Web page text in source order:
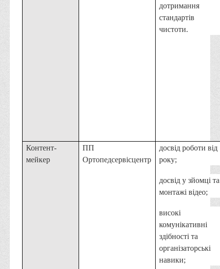
дотримання
стандартів
чистоти.
Контент-
мейкер
ПП
Ортопедсервісцентр
досвід роботи від
року;
досвід у зйомці та
монтажі відео;
високі
комунікативні
здібності та
організаторські
навики;